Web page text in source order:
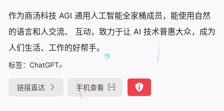
作为商汤科技 AGI 通用人工智能全家桶成员，能使用自然
的语言和人交流、 互动，致力于让 AI 技术普惠大众，成为
人们生活、工作的好帮手。
标签： ChatGPT
链接直达 手机查看